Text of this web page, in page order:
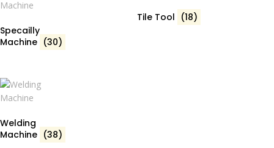
Specailly
Machine (30)
Tile Tool (18)
Welding
Machine (38)